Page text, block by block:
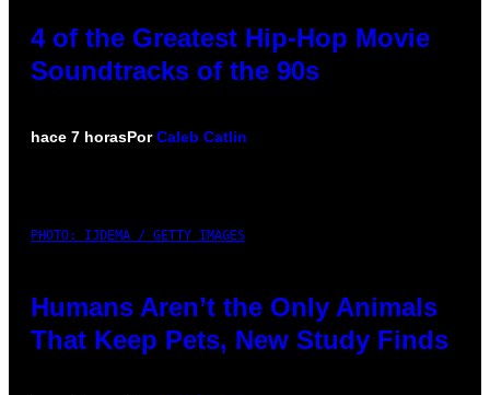
4 of the Greatest Hip-Hop Movie
Soundtracks of the 90s
hace 7 horasPorCaleb Catlin
PHOTO: IJDEMA / GETTY IMAGES
Humans Aren’t the Only Animals
That Keep Pets, New Study Finds